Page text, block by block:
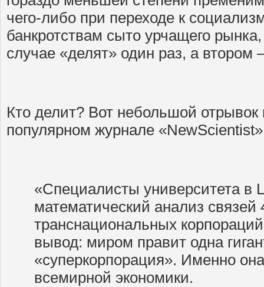
чего-либо при переходе к
банкротствам сыто урчащего
случае «делят» один раз, а втором
Кто делит? Вот небольшой отрывок
популярном журнале
«Специалисты университета в
математический анализ связей
транснациональных
вывод: миром правит одна
«суперкорпорация». Именно
всемирной экономики.